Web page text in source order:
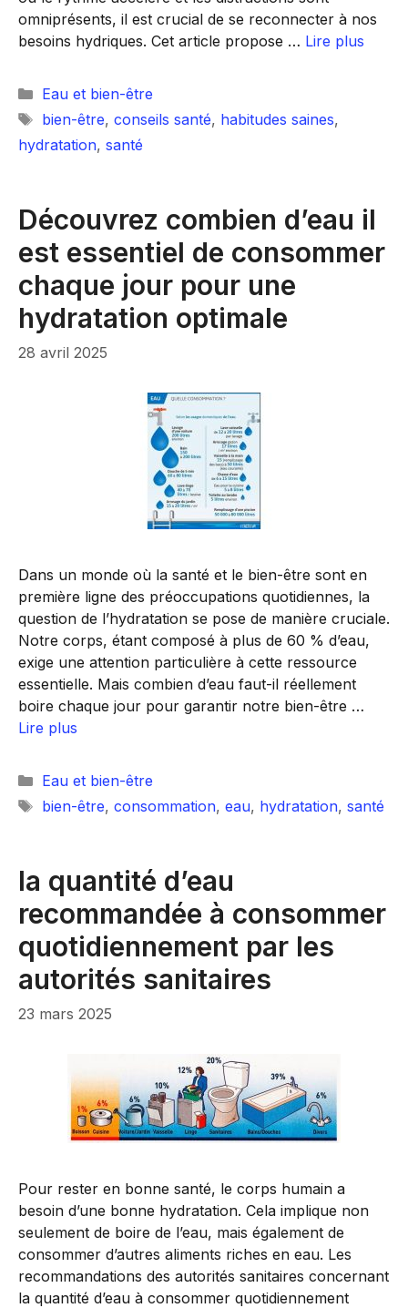
omniprésents, il est crucial de se reconnecter à nos
besoins hydriques. Cet article propose … Lire plus
Catégories
Eau et bien-être
Étiquettes
bien-être, conseils santé, habitudes saines,
hydratation, santé
Découvrez combien d’eau il
est essentiel de consommer
chaque jour pour une
hydratation optimale
28 avril 2025
Dans un monde où la santé et le bien-être sont en
première ligne des préoccupations quotidiennes, la
question de l’hydratation se pose de manière cruciale.
Notre corps, étant composé à plus de 60 % d’eau,
exige une attention particulière à cette ressource
essentielle. Mais combien d’eau faut-il réellement
boire chaque jour pour garantir notre bien-être …
Lire plus
Catégories
Eau et bien-être
Étiquettes
bien-être, consommation, eau, hydratation, santé
la quantité d’eau
recommandée à consommer
quotidiennement par les
autorités sanitaires
23 mars 2025
Pour rester en bonne santé, le corps humain a
besoin d’une bonne hydratation. Cela implique non
seulement de boire de l’eau, mais également de
consommer d’autres aliments riches en eau. Les
recommandations des autorités sanitaires concernant
la quantité d’eau à consommer quotidiennement